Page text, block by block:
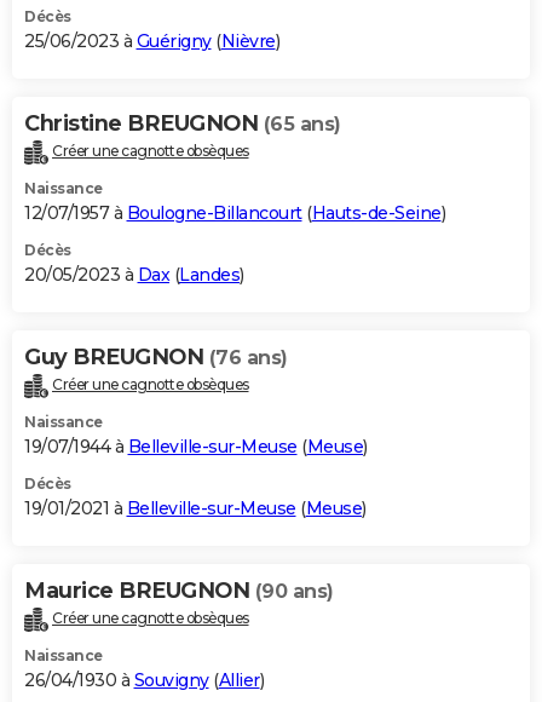
Décès
25/06/2023 à Guérigny(Nièvre)
Christine BREUGNON (65 ans)
Créer une cagnotte obsèques
Naissance
12/07/1957 à Boulogne-Billancourt(Hauts-de-Seine)
Décès
20/05/2023 à Dax(Landes)
Guy BREUGNON (76 ans)
Créer une cagnotte obsèques
Naissance
19/07/1944 à Belleville-sur-Meuse (Meuse)
Décès
19/01/2021 à Belleville-sur-Meuse (Meuse)
Maurice BREUGNON (90 ans)
Créer une cagnotte obsèques
Naissance
26/04/1930 à Souvigny(Allier)